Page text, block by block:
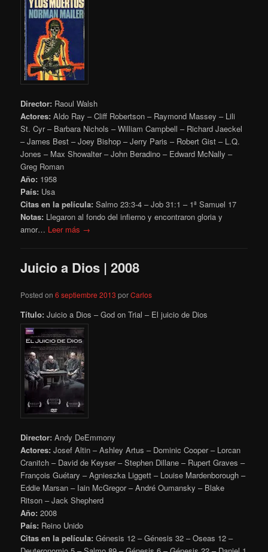
Director: Raoul Walsh
Actores:Aldo Ray – Cliff Robertson – Raymond Massey – Lili
St. Cyr – Barbara Nichols – William Campbell – Richard Jaeckel
– James Best – Joey Bishop – Jerry Paris – Robert Gist – L.Q.
Jones – Max Showalter – John Beradino – Edward McNally –
Greg Roman
Año: 1958
País: Usa
Citas en la película: Salmo 23:3-4 – Job 31:1 – 1ª Samuel 17
Notas: Llegaron al fondo del infierno y encontraron gloria y
amor… Leer más →
Juicio a Dios | 2008
Posted on6 septiembre 2013 porCarlos
Título:Juicio a Dios – God on Trial – El juicio de Dios
Director: Andy DeEmmony
Actores: Josef Altin – Ashley Artus – Dominic Cooper – Lorcan
Cranitch – David de Keyser – Stephen Dillane – Rupert Graves –
François Guétary – Agnieszka Liggett – Louise Mardenborough –
Eddie Marsan – Iain McGregor – André Oumansky – Blake
Ritson – Jack Shepherd
Año: 2008
País: Reino Unido
Citas en la película: Génesis 12 – Génesis 32 – Oseas 12 –